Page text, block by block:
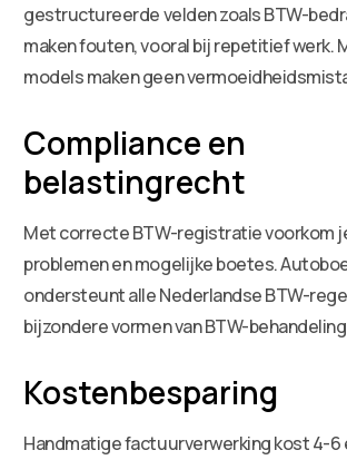
gestructureerde velden zoals BTW-
maken fouten, vooral bij repetitief werk.
models maken geen
Compliance en
belastingrecht
Met correcte BTW-registratie voorkom
problemen en mogelijke boetes.
ondersteunt alle Nederlandse BTW-
bijzondere vormen van BTW-
Kostenbesparing
Handmatige factuurverwerking kost 4-6